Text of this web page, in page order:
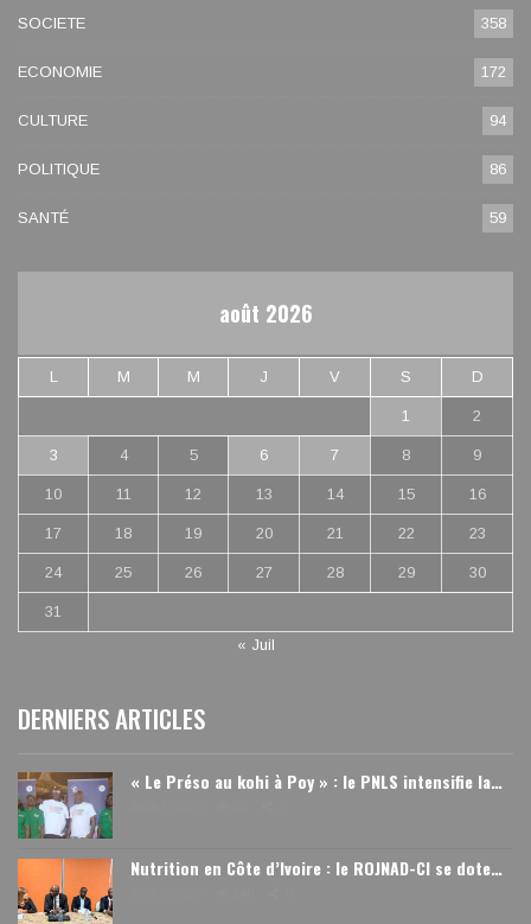
SOCIETE 358
ECONOMIE 172
CULTURE 94
POLITIQUE 86
SANTÉ 59
août 2026
L M M J V S D
1 2
3 4 5 6 7 8 9
10 11 12 13 14 15 16
17 18 19 20 21 22 23
24 25 26 27 28 29 30
31
« Juil
DERNIERS ARTICLES
« Le Préso au kohi à Poy » : le PNLS intensifie la…
Nutrition en Côte d’Ivoire : le ROJNAD-CI se dote…